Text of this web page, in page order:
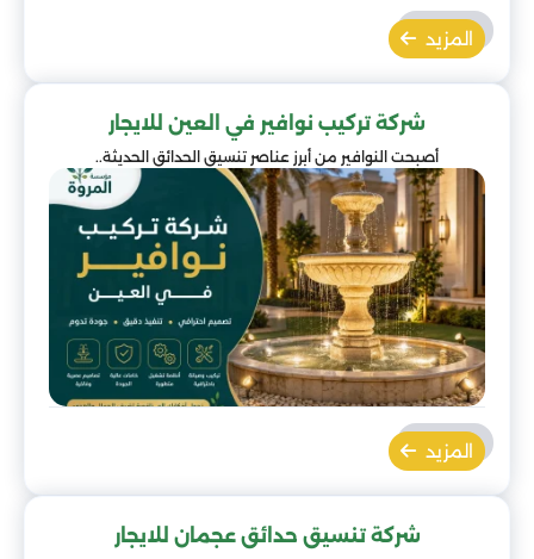
المزيد
شركة تركيب نوافير في العين للايجار
أصبحت النوافير من أبرز عناصر تنسيق الحدائق الحديثة..
المزيد
شركة تنسيق حدائق عجمان للايجار